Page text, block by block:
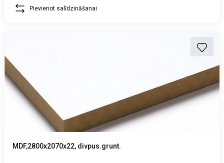
Pievienot salīdzināšanai
MDF,2800x2070x22, divpus.grunt.